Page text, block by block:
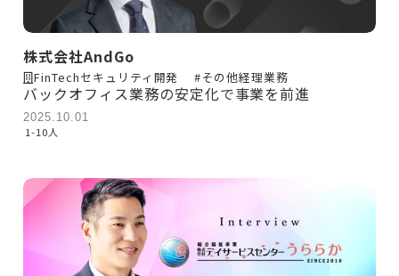
株式会社AndGo
FinTechセキュリティ開発 #その他経理業務
バックオフィス業務の安定化で事業を前進
2025.10.01
1-10人